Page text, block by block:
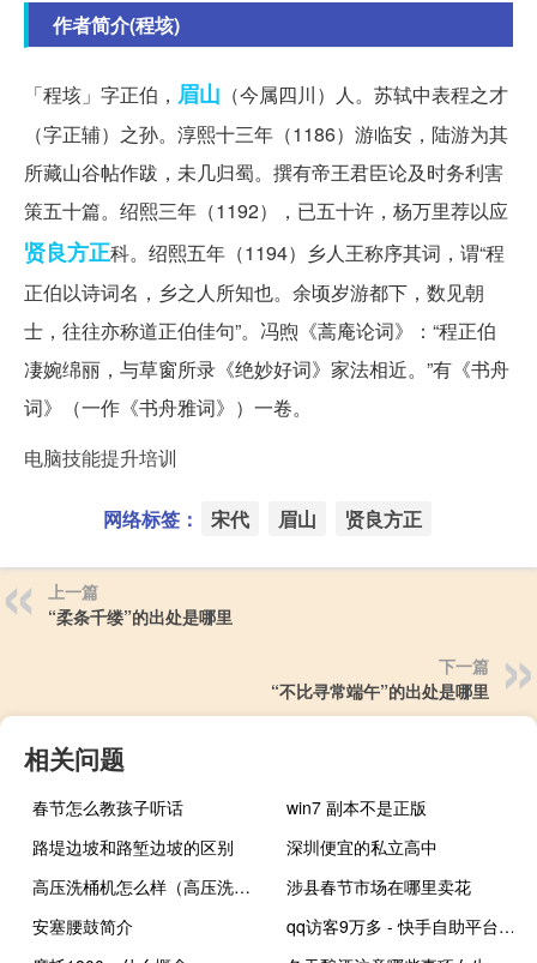
作者简介(程垓)
「程垓」字正伯， 眉山 （今属四川）人。苏轼中表程之才
（字正辅）之孙。淳熙十三年（1186）游临安，陆游为其
所藏山谷帖作跋，未几归蜀。撰有帝王君臣论及时务利害
策五十篇。绍熙三年（1192），已五十许，杨万里荐以应
贤良方正科。绍熙五年（1194）乡人王称序其词，谓“程
正伯以诗词名，乡之人所知也。余顷岁游都下，数见朝
士，往往亦称道正伯佳句”。冯煦《蒿庵论词》：“程正伯
凄婉绵丽，与草窗所录《绝妙好词》家法相近。”有《书舟
词》（一作《书舟雅词》）一卷。
电脑技能提升培训
网络标签： 宋代 眉山 贤良方正
上一篇
“柔条千缕”的出处是哪里
下一篇
“不比寻常端午”的出处是哪里
相关问题
春节怎么教孩子听话
win7 副本不是正版
路堤边坡和路堑边坡的区别
深圳便宜的私立高中
高压洗桶机怎么样（高压洗桶机）
涉县春节市场在哪里卖花
安塞腰鼓简介
qq访客9万多 - 快手自助平台下单24小时